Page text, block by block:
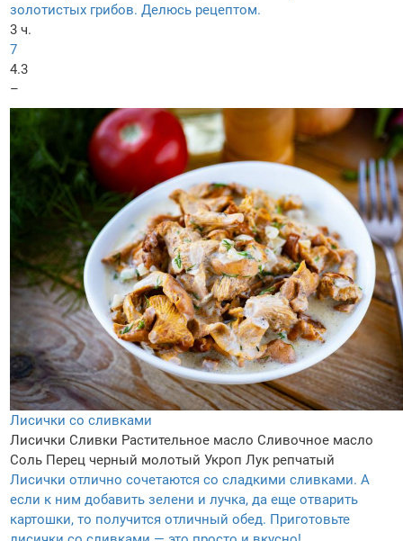
золотистых грибов. Делюсь рецептом.
3 ч.
7
4.3
–
Лисички со сливками
Лисички Сливки Растительное масло Сливочное масло
Соль Перец черный молотый Укроп Лук репчатый
Лисички отлично сочетаются со сладкими сливками. А
если к ним добавить зелени и лучка, да еще отварить
картошки, то получится отличный обед. Приготовьте